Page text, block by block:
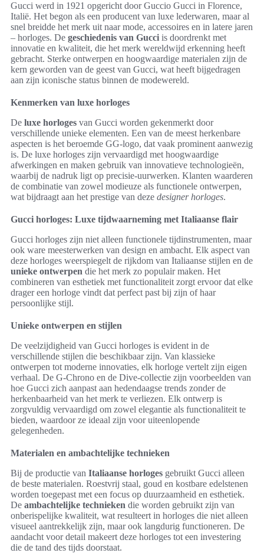
Gucci werd in 1921 opgericht door Guccio Gucci in Florence,
Italië. Het begon als een producent van luxe lederwaren, maar al
snel breidde het merk uit naar mode, accessoires en in latere jaren
– horloges. De geschiedenis van Gucci is doordrenkt met
innovatie en kwaliteit, die het merk wereldwijd erkenning heeft
gebracht. Sterke ontwerpen en hoogwaardige materialen zijn de
kern geworden van de geest van Gucci, wat heeft bijgedragen
aan zijn iconische status binnen de modewereld.
Kenmerken van luxe horloges
De luxe horloges van Gucci worden gekenmerkt door
verschillende unieke elementen. Een van de meest herkenbare
aspecten is het beroemde GG-logo, dat vaak prominent aanwezig
is. De luxe horloges zijn vervaardigd met hoogwaardige
afwerkingen en maken gebruik van innovatieve technologieën,
waarbij de nadruk ligt op precisie-uurwerken. Klanten waarderen
de combinatie van zowel modieuze als functionele ontwerpen,
wat bijdraagt aan het prestige van deze designer horloges.
Gucci horloges: Luxe tijdwaarneming met Italiaanse flair
Gucci horloges zijn niet alleen functionele tijdinstrumenten, maar
ook ware meesterwerken van design en ambacht. Elk aspect van
deze horloges weerspiegelt de rijkdom van Italiaanse stijlen en de
unieke ontwerpen die het merk zo populair maken. Het
combineren van esthetiek met functionaliteit zorgt ervoor dat elke
drager een horloge vindt dat perfect past bij zijn of haar
persoonlijke stijl.
Unieke ontwerpen en stijlen
De veelzijdigheid van Gucci horloges is evident in de
verschillende stijlen die beschikbaar zijn. Van klassieke
ontwerpen tot moderne innovaties, elk horloge vertelt zijn eigen
verhaal. De G-Chrono en de Dive-collectie zijn voorbeelden van
hoe Gucci zich aanpast aan hedendaagse trends zonder de
herkenbaarheid van het merk te verliezen. Elk ontwerp is
zorgvuldig vervaardigd om zowel elegantie als functionaliteit te
bieden, waardoor ze ideaal zijn voor uiteenlopende
gelegenheden.
Materialen en ambachtelijke technieken
Bij de productie van Italiaanse horloges gebruikt Gucci alleen
de beste materialen. Roestvrij staal, goud en kostbare edelstenen
worden toegepast met een focus op duurzaamheid en esthetiek.
De ambachtelijke technieken die worden gebruikt zijn van
onberispelijke kwaliteit, wat resulteert in horloges die niet alleen
visueel aantrekkelijk zijn, maar ook langdurig functioneren. De
aandacht voor detail makeert deze horloges tot een investering
die de tand des tijds doorstaat.